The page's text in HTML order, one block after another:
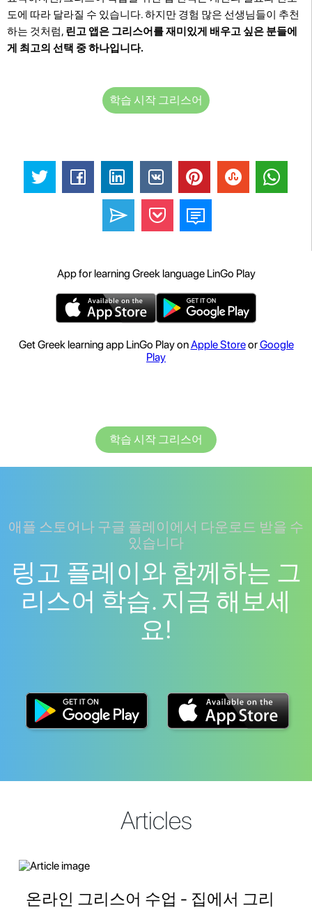
도에 따라 달라질 수 있습니다. 하지만 경험 많은 선생님들이 추천
하는 것처럼, 린고 앱은 그리스어를 재미있게 배우고 싶은 분들에
게 최고의 선택 중 하나입니다.
학습 시작 그리스어
App for learning Greek language LinGo Play
Get Greek learning app LinGo Play onApple StoreorGoogle
Play
학습 시작 그리스어
애플 스토어나 구글 플레이에서 다운로드 받을 수
있습니다
링고 플레이와 함께하는 그
리스어 학습. 지금 해보세
요!
Articles
온라인 그리스어 수업 - 집에서 그리